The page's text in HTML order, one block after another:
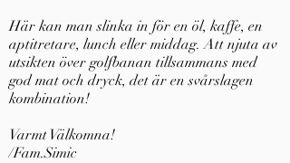
Här kan man slinka in för en öl, kaffe, en
aptitretare, lunch eller middag. Att njuta av
utsikten över golfbanan tillsammans med
god mat och dryck, det är en svårslagen
kombination!
Varmt Välkomna!
/Fam.Simic